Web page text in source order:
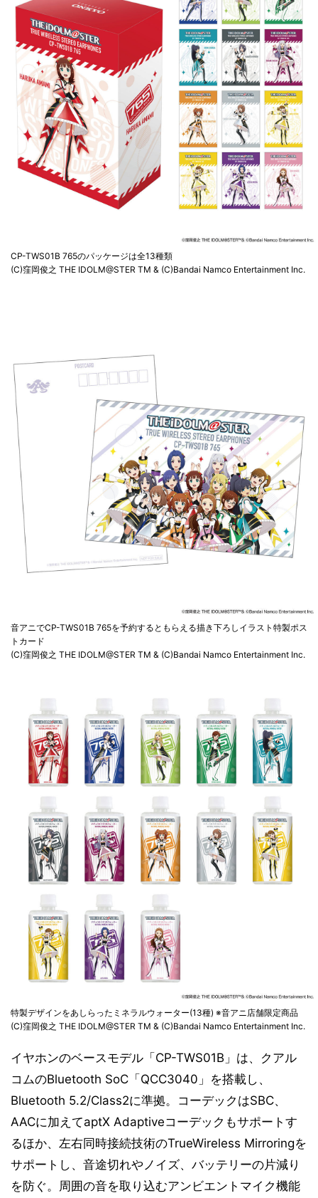
CP-TWS01B 765のパッケージは全13種類
(C)窪岡俊之 THE IDOLM@STER TM & (C)Bandai Namco Entertainment Inc.
音アニでCP-TWS01B 765を予約するともらえる描き下ろしイラスト特製ポス
トカード
(C)窪岡俊之 THE IDOLM@STER TM & (C)Bandai Namco Entertainment Inc.
特製デザインをあしらったミネラルウォーター(13種) ※音アニ店舗限定商品
(C)窪岡俊之 THE IDOLM@STER TM & (C)Bandai Namco Entertainment Inc.
イヤホンのベースモデル「CP-TWS01B」は、クアル
コムのBluetooth SoC「QCC3040」を搭載し、
Bluetooth 5.2/Class2に準拠。コーデックはSBC、
AACに加えてaptX Adaptiveコーデックもサポートす
るほか、左右同時接続技術のTrueWireless Mirroringを
サポートし、音途切れやノイズ、バッテリーの片減り
を防ぐ。周囲の音を取り込むアンビエントマイク機能